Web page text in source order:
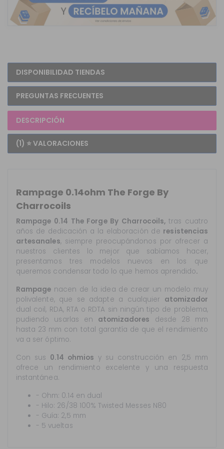
DISPONIBILIDAD TIENDAS
PREGUNTAS FRECUENTES
DESCRIPCIÓN
(1) ⭐ VALORACIONES
Rampage 0.14ohm The Forge By
Charrocoils
Rampage 0.14 The Forge By Charrocoils, tras cuatro
años de dedicación a la elaboración de resistencias
artesanales, siempre preocupándonos por ofrecer a
nuestros clientes lo mejor que sabíamos hacer,
presentamos tres modelos nuevos en los que
queremos condensar todo lo que hemos aprendido.
Rampage nacen de la idea de crear un modelo muy
polivalente, que se adapte a cualquier atomizador
dual coil, RDA, RTA o RDTA sin ningún tipo de problema,
pudiendo usarlas en atomizadores desde 28 mm
hasta 23 mm con total garantía de que el rendimiento
va a ser óptimo.
Con sus 0.14 ohmios y su construcción en 2,5 mm
ofrece un rendimiento excelente y una respuesta
instantánea.
- Ohm: 0.14 en dual
- Hilo: 26/38 100% Twisted Messes N80
- Guía: 2,5 mm
- 5 vueltas